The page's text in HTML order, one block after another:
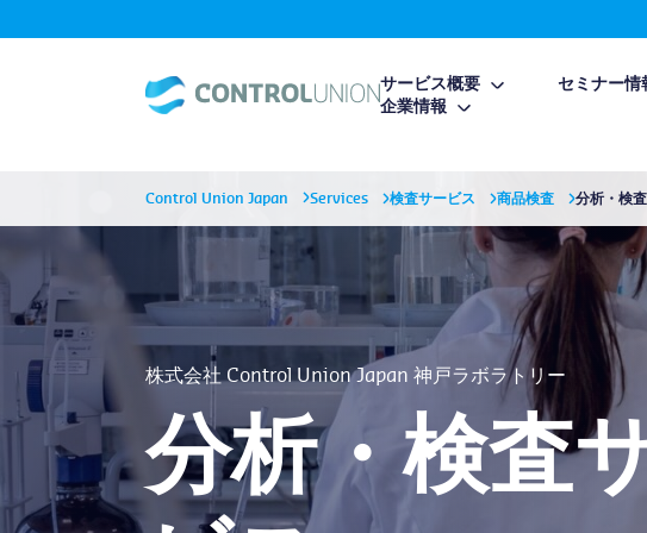
サービス概要 セミナー情
企業情報
Control Union Japan Services 検査サービス 商品検査 分析・検
株式会社 Control Union Japan 神戸ラボラトリー
分析・検査